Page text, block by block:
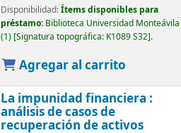
Disponibilidad:Ítems disponibles para
préstamo: Biblioteca Universidad Monteávila
(1) Signatura topográfica: K1089 S32 .
Agregar al carrito
La impunidad financiera :
análisis de casos de
recuperación de activos